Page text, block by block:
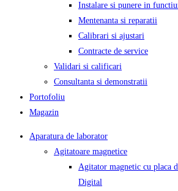
Instalare si punere in
Mentenanta si reparatii
Calibrari si ajustari
Contracte de service
Validari si calificari
Consultanta si demonstratii
Portofoliu
Magazin
Aparatura de laborator
Agitatoare magnetice
Agitator magnetic cu placa
Digital